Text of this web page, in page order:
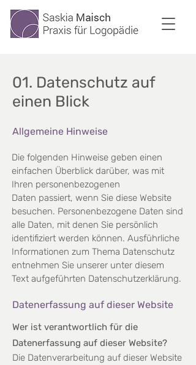
01. Datenschutz auf
einen Blick
Allgemeine Hinweise
Die folgenden Hinweise geben einen
einfachen Überblick darüber, was mit
Ihren personenbezogenen
Daten passiert, wenn Sie diese Website
besuchen. Personenbezogene Daten sind
alle Daten, mit denen Sie persönlich
identifiziert werden können. Ausführliche
Informationen zum Thema Datenschutz
entnehmen Sie unserer unter diesem
Text aufgeführten Datenschutzerklärung.
Datenerfassung auf dieser Website
Wer ist verantwortlich für die
Datenerfassung auf dieser Website?
Die Datenverarbeitung auf dieser Website